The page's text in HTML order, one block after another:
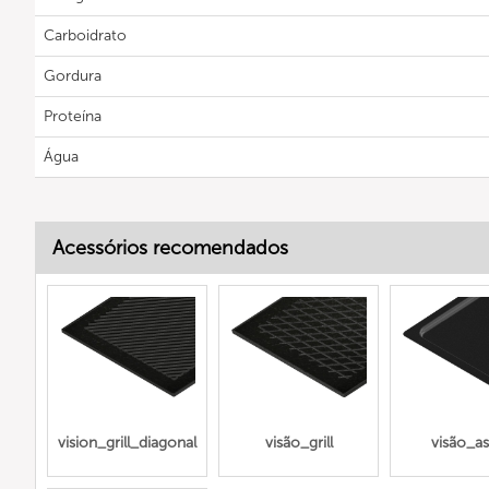
Carboidrato
Gordura
Proteína
Água
Acessórios recomendados
vision_grill_diagonal visão_grill